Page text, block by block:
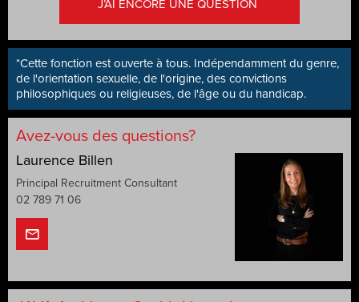
J’AI ENCORE UNE QUESTION
*Cette fonction est ouverte à tous. Indépendamment du genre,
de l'orientation sexuelle, de l'origine, des convictions
philosophiques ou religieuses, de l'âge ou du handicap.
Avez-vous des questions?
Laurence Billen
Principal Recruitment Consultant
02 789 71 06